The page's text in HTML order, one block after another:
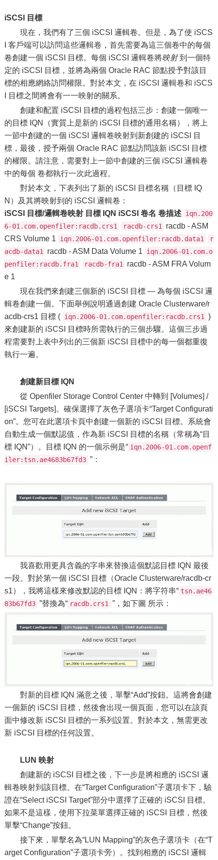
iSCSI 目標
現在，我們有了三個 iSCSI 邏輯卷。但是，為了使 iSCS
I 客戶端可以訪問這些邏輯卷，首先需要為這三個卷中的每個
卷創建一個 iSCSI 目標。每個 iSCSI 邏輯卷將映射到一個特
定的 iSCSI 目標，並將為兩個 Oracle RAC 節點授予對該目
標的相應網絡訪問權限。對於本文，在 iSCSI 邏輯卷和 iSCS
I 目標之間將會有一一映射的關系。
創建和配置 iSCSI 目標的過程包括三步：創建一個唯一
的目標 IQN（實質上是新的 iSCSI 目標的通用名稱），將上
一節中創建的一個 iSCSI 邏輯卷映射到新創建的 iSCSI 目
標，最後，授予兩個 Oracle RAC 節點訪問該新 iSCSI 目標
的權限。請注意，需要對上一節中創建的三個 iSCSI 邏輯卷
中的每個 卷都執行一次此過程。
對於本文，下表列出了新的 iSCSI 目標名稱（目標 IQ
N）及其將映射到的 iSCSI 邏輯卷：
iSCSI 目標/邏輯卷映射 目標 IQN iSCSI 卷名 卷描述 iqn.200
6-01.com.openfiler:racdb.crs1
racdb-crs1 racdb - ASM
CRS Volume 1 iqn.2006-01.com.openfiler:racdb.data1
r
acdb-data1 racdb - ASM Data Volume 1 iqn.2006-01.com.o
penfiler:racdb.fra1
racdb-fra1 racdb - ASM FRA Volum
e 1
現在我們來創建三個新的 iSCSI 目標 — 為每個 iSCSI 邏
輯卷創建一個。下面舉例說明通過創建 Oracle Clusterware/r
acdb-crs1 目標 ( iqn.2006-01.com.openfiler:racdb.crs1 )
來創建新的 iSCSI 目標時所需執行的三個步驟。這個三步過
程需要對上表中列出的三個新 iSCSI 目標中的每一個都重復
執行一遍。
創建新目標 IQN
從 Openfiler Storage Control Center 中轉到 [Volumes] /
[iSCSI Targets]。確保選擇了灰色子選項卡“Target Configurati
on”。您可在此選項卡頁中創建一個新的 iSCSI 目標。系統會
自動生成一個默認值，作為新 iSCSI 目標的名稱（常稱為“目
標 IQN”）。目標 IQN 的一個示例是“ iqn.2006-01.com.openf
iler:tsn.ae4683b67fd3 ”：
我喜歡用更具含義的字串來替換這個默認目標 IQN 最後
一段。對於第一個 iSCSI 目標（Oracle Clusterware/racdb-cr
s1），我將這樣來修改默認的目標 IQN：將字符串“ tsn.ae46
83b67fd3 ”替換為“ racdb.crs1 ”，如下圖 所示：
對新的目標 IQN 滿意之後，單擊“Add”按鈕。這將會創建
一個新的 iSCSI 目標，然後會出現一個頁面，您可以在該頁
面中修改新 iSCSI 目標的一系列設置。對於本文，無需更改
新 iSCSI 目標的任何設置。
LUN 映射
創建新的 iSCSI 目標之後，下一步是將相應的 iSCSI 邏
輯卷映射到該目標。在“Target Configuration”子選項卡下，驗
證在“Select iSCSI Target”部分中選擇了正確的 iSCSI 目標。
如果不是這樣，使用下拉菜單選擇正確的 iSCSI 目標，然後
單擊“Change”按鈕。
接下來，單擊名為“LUN Mapping”的灰色子選項卡（在“T
arget Configuration”子選項卡旁）。找到相應的 iSCSI 邏輯